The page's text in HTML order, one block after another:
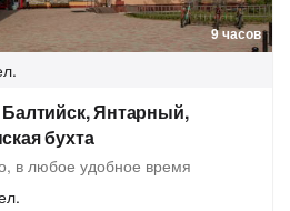
9 часов
Янтарный,
бухта
в любое удобное время